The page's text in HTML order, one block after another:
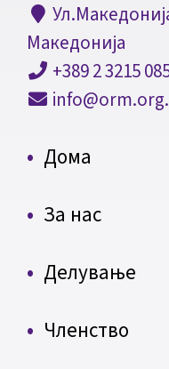
Македонија
+389 2 3215
Дома
За нас
Делување
Членство